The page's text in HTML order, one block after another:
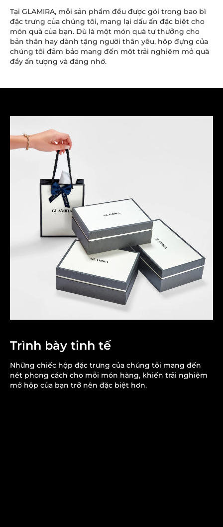
Tại GLAMIRA, mỗi sản phẩm đều được gói trong bao bì
đặc trưng của chúng tôi, mang lại dấu ấn đặc biệt cho
món quà của bạn. Dù là một món quà tự thưởng cho
bản thân hay dành tặng người thân yêu, hộp đựng của
chúng tôi đảm bảo mang đến một trải nghiệm mở quà
đầy ấn tượng và đáng nhớ.
Trình bày tinh tế
Những chiếc hộp đặc trưng của chúng tôi mang đến
nét phong cách cho mỗi món hàng, khiến trải nghiệm
mở hộp của bạn trở nên đặc biệt hơn.